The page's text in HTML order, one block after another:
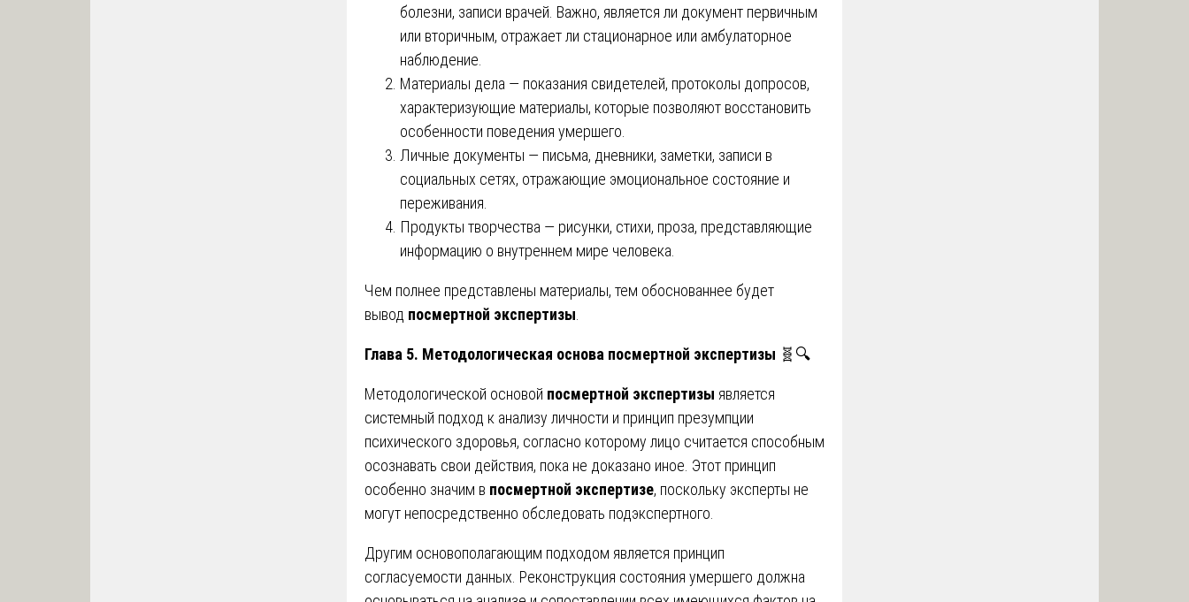
болезни, записи врачей. Важно, является ли документ первичным
или вторичным, отражает ли стационарное или амбулаторное
наблюдение.
Материалы дела — показания свидетелей, протоколы допросов,
характеризующие материалы, которые позволяют восстановить
особенности поведения умершего.
Личные документы — письма, дневники, заметки, записи в
социальных сетях, отражающие эмоциональное состояние и
переживания.
Продукты творчества — рисунки, стихи, проза, представляющие
информацию о внутреннем мире человека.
Чем полнее представлены материалы, тем обоснованнее будет
вывод посмертной экспертизы
Глава 5. Методологическая основа посмертной экспертизы 🧬🔍
Методологической основой посмертной экспертизы является
системный подход к анализу личности и принцип презумпции
психического здоровья, согласно которому лицо считается способным
осознавать свои действия, пока не доказано иное. Этот принцип
особенно значим в посмертной экспертизе, поскольку эксперты не
могут непосредственно обследовать подэкспертного.
Другим основополагающим подходом является принцип
согласуемости данных. Реконструкция состояния умершего должна